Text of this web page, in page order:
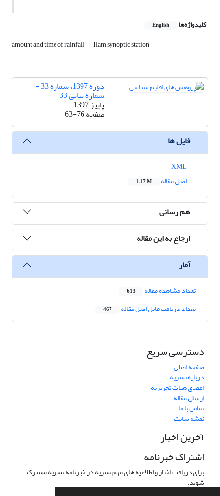
کلیدواژه‌ها English
amount and time of rainfall Ilam synoptic station
دوره 1397، شماره 33 -
شماره پیاپی 33
پاییز 1397
صفحه63-76
فایل ها
اصل مقاله
1.17 M
هم رسانی
ارجاع به این مقاله
آمار
تعداد مشاهده مقاله 613
تعداد دریافت فایل اصل مقاله 467
دسترسی سریع
صفحه اصلی
درباره نشریه
اعضای هیات تحریریه
ارسال مقاله
تماس با ما
نقشه سایت
آخرین اخبار
اشتراک خبرنامه
برای دریافت اخبار و اطلاعیه های مهم نشریه در خبرنامه نشریه مشترک
شوید.